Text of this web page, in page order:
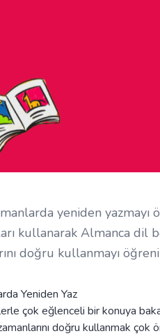
yeniden
kullanarak Almanca dil
doğru kullanmayı
Yeniden Yaz
çok eğlenceli bir konuya
doğru kullanmak çok